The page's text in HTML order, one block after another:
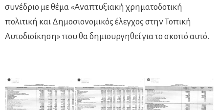
συνέδριο με θέμα «Αναπτυξιακή χρηματοδοτική
πολιτική και Δημοσιονομικός έλεγχος στην Τοπική
Αυτοδιοίκηση» που θα δημιουργηθεί για το σκοπό αυτό.